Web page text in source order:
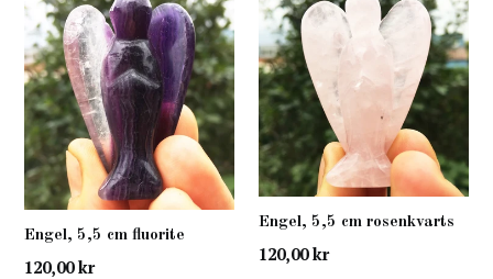
Engel, 5,5 cm fluorite
normal
120,00 kr
Engel, 5,5 cm rosenkvarts
normal
120,00 kr